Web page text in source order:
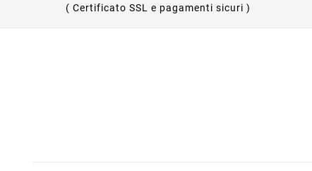
( Certificato SSL e pagamenti sicuri )